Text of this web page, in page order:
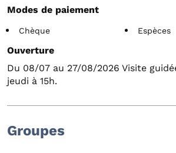
Modes de paiement
Chèque Espèces
Ouverture
Du 08/07 au 27/08/2026 Visite
jeudi à 15h.
Groupes